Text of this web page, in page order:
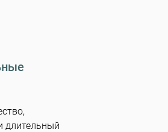
длительный